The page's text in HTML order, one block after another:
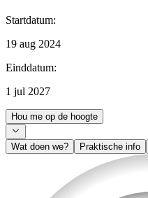
Startdatum:
19 aug 2024
Einddatum:
1 jul 2027
Hou me op de hoogte
Wat doen we? Praktische info